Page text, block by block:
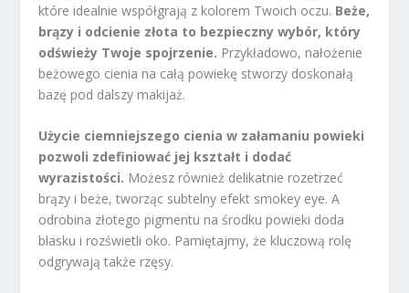
które idealnie współgrają z kolorem Twoich oczu. Beże,
brązy i odcienie złota to bezpieczny wybór, który
odświeży Twoje spojrzenie. Przykładowo, nałożenie
beżowego cienia na całą powiekę stworzy doskonałą
bazę pod dalszy makijaż.
Użycie ciemniejszego cienia w załamaniu powieki
pozwoli zdefiniować jej kształt i dodać
wyrazistości. Możesz również delikatnie rozetrzeć
brązy i beże, tworząc subtelny efekt smokey eye. A
odrobina złotego pigmentu na środku powieki doda
blasku i rozświetli oko. Pamiętajmy, że kluczową rolę
odgrywają także rzęsy.